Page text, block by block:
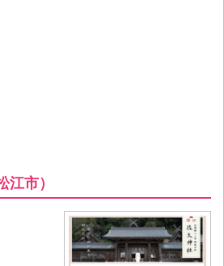
江市）